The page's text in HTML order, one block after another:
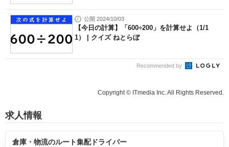
公開 2024/10/03
【今日の計算】「600÷200」を計算せよ（1/1
1） | クイズ ねとらぼ
Recommended by
Copyright © ITmedia Inc. All Rights Reserved.
求人情報
倉庫・物流のルート集配ドライバー